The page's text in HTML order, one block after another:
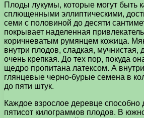
Плоды лукумы, которые могут быть
сплющенными эллиптическими,
семи с половиной до десяти
покрывает наделенная
коричневатым румянцем кожица.
внутри плодов, сладкая, мучнистая,
очень крепкая. До тех пор, покуда
щедро пропитана латексом. А
глянцевые черно-бурые семена в
до пяти штук.
Каждое взрослое деревце способно
пятисот килограммов плодов. В